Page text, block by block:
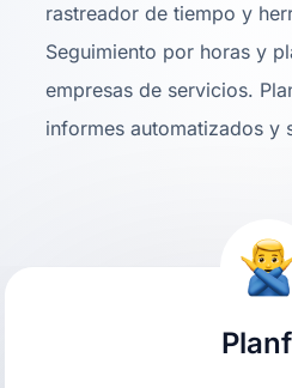
rastreador de tiempo y
Seguimiento por horas y
empresas de servicios.
informes automatizados y